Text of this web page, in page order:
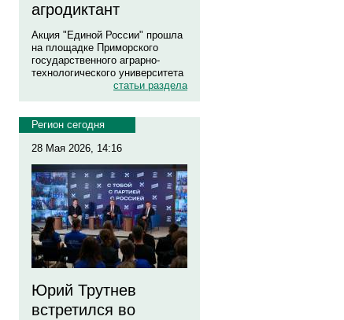
агродиктант
Акция "Единой России" прошла
на площадке Приморского
государственного аграрно-
технологического университета
статьи раздела
Регион сегодня
28 Мая 2026, 14:16
Юрий Трутнев
встретился во